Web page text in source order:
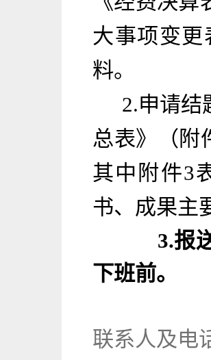
大事项变
料。
2.申请结
总表》（附
其中附件3
书、成果主
3.报
下班前。
联系人及电